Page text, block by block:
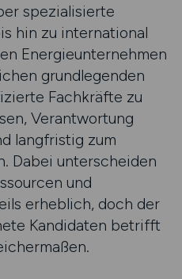
spezialisierte
hin zu international
Energieunternehmen
grundlegenden
Fachkräfte zu
Verantwortung
langfristig zum
Dabei unterscheiden
und
erheblich, doch der
Kandidaten betrifft